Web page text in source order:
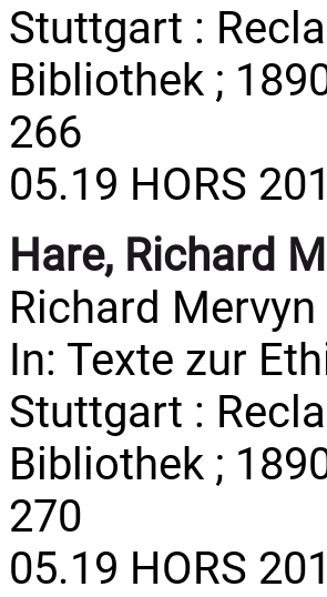
Stuttgart :
Bibliothek ;
266
05.19 HORS
Hare, Richard
Richard
In: Texte zur
Stuttgart :
Bibliothek ;
270
05.19 HORS